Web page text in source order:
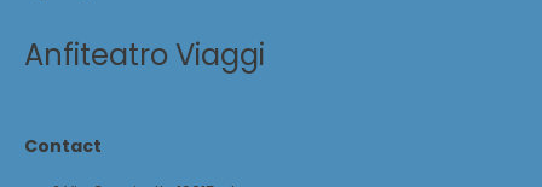
Anfiteatro Viaggi
Contact